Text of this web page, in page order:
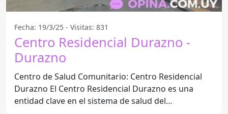
Fecha: 19/3/25 - Visitas: 831
Centro Residencial Durazno -
Durazno
Centro de Salud Comunitario: Centro Residencial
Durazno El Centro Residencial Durazno es una
entidad clave en el sistema de salud del